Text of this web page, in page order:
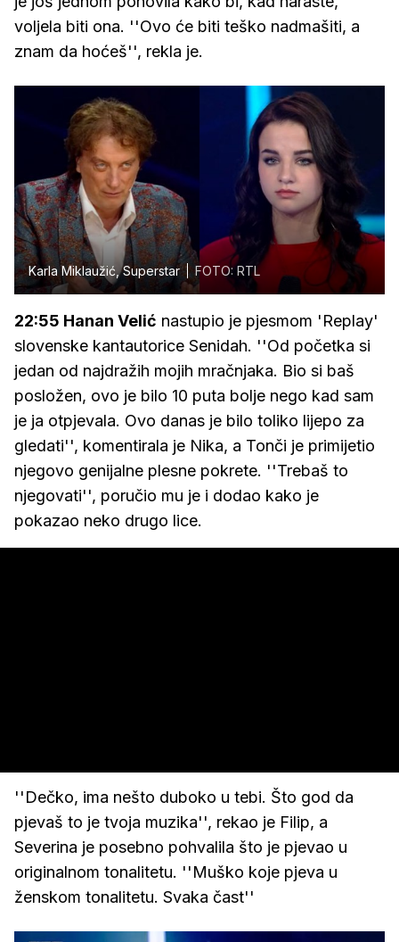
voljela biti ona. ''Ovo će biti teško nadmašiti, a
znam da hoćeš'', rekla je.
Karla Miklaužić, Superstar FOTO: RTL
22:55 Hanan Velić nastupio je pjesmom 'Replay'
slovenske kantautorice Senidah. ''Od početka si
jedan od najdražih mojih mračnjaka. Bio si baš
posložen, ovo je bilo 10 puta bolje nego kad sam
je ja otpjevala. Ovo danas je bilo toliko lijepo za
gledati'', komentirala je Nika, a Tonči je primijetio
njegovo genijalne plesne pokrete. ''Trebaš to
njegovati'', poručio mu je i dodao kako je
pokazao neko drugo lice.
''Dečko, ima nešto duboko u tebi. Što god da
pjevaš to je tvoja muzika'', rekao je Filip, a
Severina je posebno pohvalila što je pjevao u
originalnom tonalitetu. ''Muško koje pjeva u
ženskom tonalitetu. Svaka čast''